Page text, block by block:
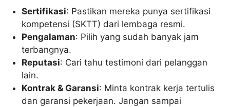
Sertifikasi: Pastikan mereka punya sertifikasi
kompetensi (SKTT) dari lembaga resmi.
Pengalaman: Pilih yang sudah banyak jam
terbangnya.
Reputasi: Cari tahu testimoni dari pelanggan
lain.
Kontrak & Garansi: Minta kontrak kerja tertulis
dan garansi pekerjaan. Jangan sampai